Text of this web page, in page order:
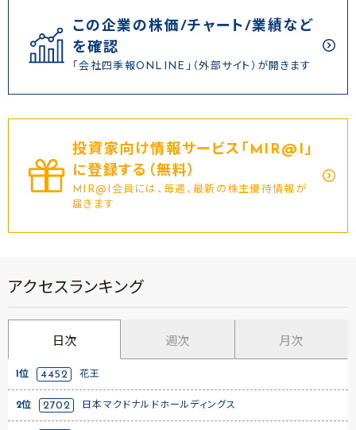
この企業の株価/チャート/業績など
を確認
「会社四季報ONLINE」（外部サイト）が開きます
投資家向け情報サービス｢MIR@I｣
に登録する（無料）
MIR@I会員には、毎週、最新の株主優待情報が
届きます
アクセスランキング
日次 週次 月次
1位 4452 花王
2位 2702 日本マクドナルドホールディングス